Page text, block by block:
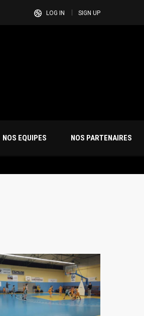
LOG IN SIGN UP
NOS EQUIPES NOS PARTENAIRES